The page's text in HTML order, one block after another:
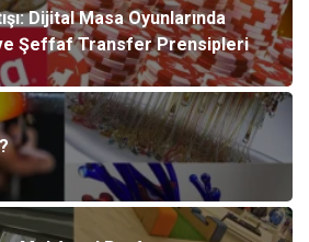
Dijital Masa Oyunlarında
Şeffaf Transfer Prensipleri